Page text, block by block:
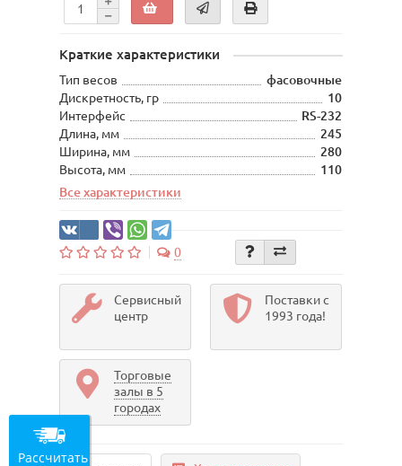
Краткие характеристики
Тип весов
фасовочные
Дискретность, гр
10
Интерфейс
RS-232
Длина, мм
245
Ширина, мм
280
Высота, мм
110
Все характеристики
0
Сервисный
центр
Поставки с
1993 года!
Торговые
залы в 5
городах
Рассчитать